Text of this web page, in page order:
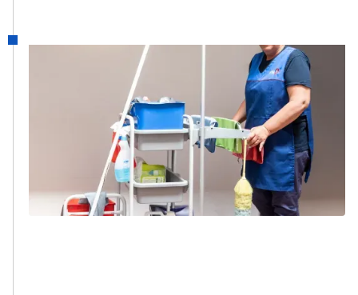
De activiteiten van klassieke schoonmaak
worden uitgebreid naar de provincie
Luxemburg en het bedrijf Lucco wordt
opgericht.